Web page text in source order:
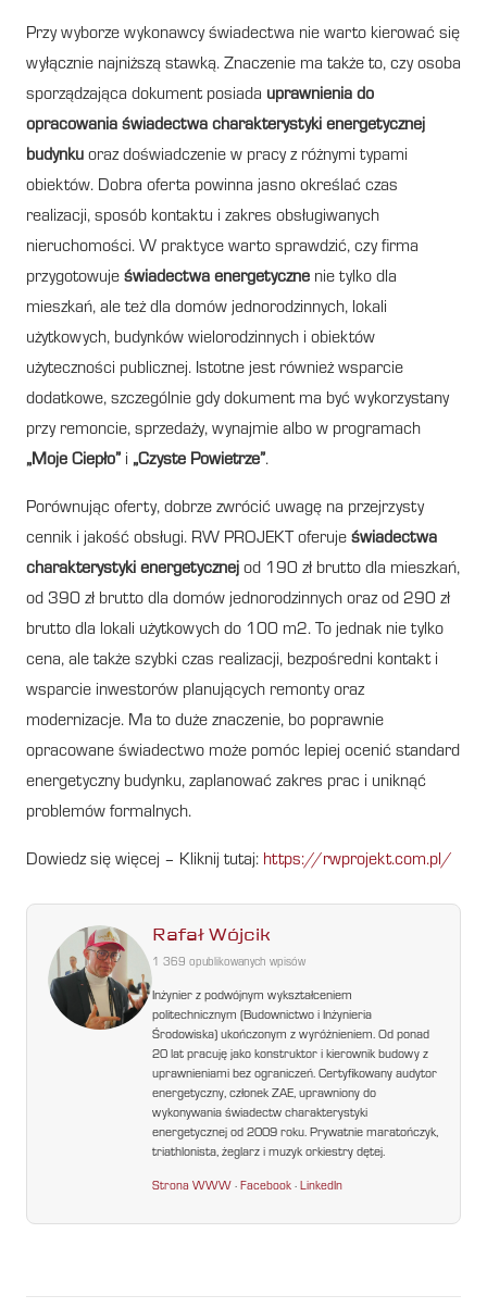
Przy wyborze wykonawcy świadectwa nie warto kierować się
wyłącznie najniższą stawką. Znaczenie ma także to, czy osoba
sporządzająca dokument posiada uprawnienia do
opracowania świadectwa charakterystyki energetycznej
budynku oraz doświadczenie w pracy z różnymi typami
obiektów. Dobra oferta powinna jasno określać czas
realizacji, sposób kontaktu i zakres obsługiwanych
nieruchomości. W praktyce warto sprawdzić, czy firma
przygotowuje świadectwa energetyczne nie tylko dla
mieszkań, ale też dla domów jednorodzinnych, lokali
użytkowych, budynków wielorodzinnych i obiektów
użyteczności publicznej. Istotne jest również wsparcie
dodatkowe, szczególnie gdy dokument ma być wykorzystany
przy remoncie, sprzedaży, wynajmie albo w programach
„Moje Ciepło” i „Czyste Powietrze”.
Porównując oferty, dobrze zwrócić uwagę na przejrzysty
cennik i jakość obsługi. RW PROJEKT oferuje świadectwa
charakterystyki energetycznej od 190 zł brutto dla mieszkań,
od 390 zł brutto dla domów jednorodzinnych oraz od 290 zł
brutto dla lokali użytkowych do 100 m2. To jednak nie tylko
cena, ale także szybki czas realizacji, bezpośredni kontakt i
wsparcie inwestorów planujących remonty oraz
modernizacje. Ma to duże znaczenie, bo poprawnie
opracowane świadectwo może pomóc lepiej ocenić standard
energetyczny budynku, zaplanować zakres prac i uniknąć
problemów formalnych.
Dowiedz się więcej – Kliknij tutaj: https://rwprojekt.com.pl/
Rafał Wójcik
1 369 opublikowanych wpisów
Inżynier z podwójnym wykształceniem
politechnicznym (Budownictwo i Inżynieria
Środowiska) ukończonym z wyróżnieniem. Od ponad
20 lat pracuję jako konstruktor i kierownik budowy z
uprawnieniami bez ograniczeń. Certyfikowany audytor
energetyczny, członek ZAE, uprawniony do
wykonywania świadectw charakterystyki
energetycznej od 2009 roku. Prywatnie maratończyk,
triathlonista, żeglarz i muzyk orkiestry dętej.
Strona WWW ·Facebook ·LinkedIn